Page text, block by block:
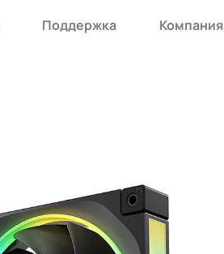
Поддержка Компания